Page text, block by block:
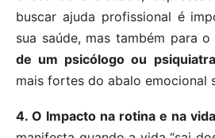
buscar ajuda profissional é
sua saúde, mas também para o
de um psicólogo ou psiquiatra
mais fortes do abalo emocional
4. O Impacto na rotina e na